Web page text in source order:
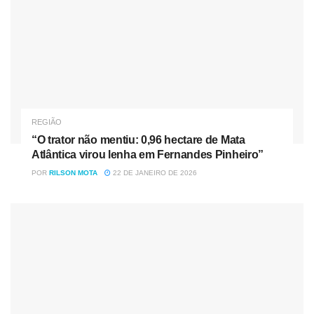
REGIÃO
“O trator não mentiu: 0,96 hectare de Mata
Atlântica virou lenha em Fernandes Pinheiro”
POR RILSON MOTA 22 DE JANEIRO DE 2026